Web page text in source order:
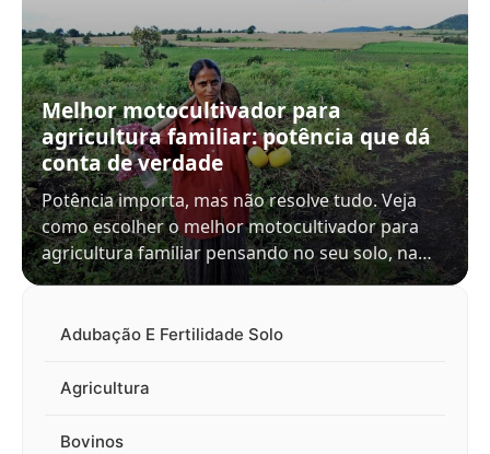
Melhor motocultivador para
agricultura familiar: potência que dá
conta de verdade
Potência importa, mas não resolve tudo. Veja
como escolher o melhor motocultivador para
agricultura familiar pensando no seu solo, na…
Adubação E Fertilidade Solo
Agricultura
Bovinos